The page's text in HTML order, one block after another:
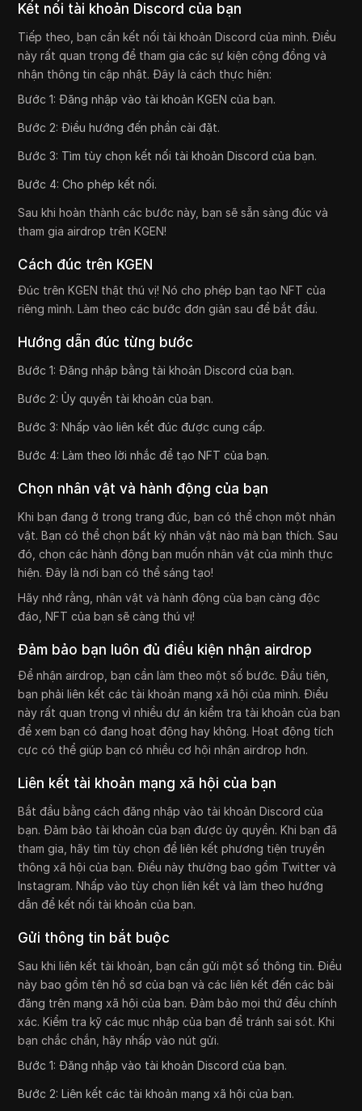
Kết nối tài khoản Discord của bạn
Tiếp theo, bạn cần kết nối tài khoản Discord của mình. Điều
này rất quan trọng để tham gia các sự kiện cộng đồng và
nhận thông tin cập nhật. Đây là cách thực hiện:
Bước 1: Đăng nhập vào tài khoản KGEN của bạn.
Bước 2: Điều hướng đến phần cài đặt.
Bước 3: Tìm tùy chọn kết nối tài khoản Discord của bạn.
Bước 4: Cho phép kết nối.
Sau khi hoàn thành các bước này, bạn sẽ sẵn sàng đúc và
tham gia airdrop trên KGEN!
Cách đúc trên KGEN
Đúc trên KGEN thật thú vị! Nó cho phép bạn tạo NFT của
riêng mình. Làm theo các bước đơn giản sau để bắt đầu.
Hướng dẫn đúc từng bước
Bước 1: Đăng nhập bằng tài khoản Discord của bạn.
Bước 2: Ủy quyền tài khoản của bạn.
Bước 3: Nhấp vào liên kết đúc được cung cấp.
Bước 4: Làm theo lời nhắc để tạo NFT của bạn.
Chọn nhân vật và hành động của bạn
Khi bạn đang ở trong trang đúc, bạn có thể chọn một nhân
vật. Bạn có thể chọn bất kỳ nhân vật nào mà bạn thích. Sau
đó, chọn các hành động bạn muốn nhân vật của mình thực
hiện. Đây là nơi bạn có thể sáng tạo!
Hãy nhớ rằng, nhân vật và hành động của bạn càng độc
đáo, NFT của bạn sẽ càng thú vị!
Đảm bảo bạn luôn đủ điều kiện nhận airdrop
Để nhận airdrop, bạn cần làm theo một số bước. Đầu tiên,
bạn phải liên kết các tài khoản mạng xã hội của mình. Điều
này rất quan trọng vì nhiều dự án kiểm tra tài khoản của bạn
để xem bạn có đang hoạt động hay không. Hoạt động tích
cực có thể giúp bạn có nhiều cơ hội nhận airdrop hơn.
Liên kết tài khoản mạng xã hội của bạn
Bắt đầu bằng cách đăng nhập vào tài khoản Discord của
bạn. Đảm bảo tài khoản của bạn được ủy quyền. Khi bạn đã
tham gia, hãy tìm tùy chọn để liên kết phương tiện truyền
thông xã hội của bạn. Điều này thường bao gồm Twitter và
Instagram. Nhấp vào tùy chọn liên kết và làm theo hướng
dẫn để kết nối tài khoản của bạn.
Gửi thông tin bắt buộc
Sau khi liên kết tài khoản, bạn cần gửi một số thông tin. Điều
này bao gồm tên hồ sơ của bạn và các liên kết đến các bài
đăng trên mạng xã hội của bạn. Đảm bảo mọi thứ đều chính
xác. Kiểm tra kỹ các mục nhập của bạn để tránh sai sót. Khi
bạn chắc chắn, hãy nhấp vào nút gửi.
Bước 1: Đăng nhập vào tài khoản Discord của bạn.
Bước 2: Liên kết các tài khoản mạng xã hội của bạn.